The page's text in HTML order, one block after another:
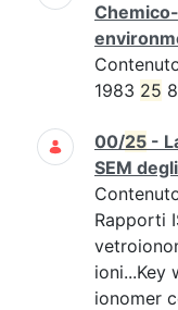
1983 25
00/25 -
SEM
Rapporti
ioni...Key
ionomer